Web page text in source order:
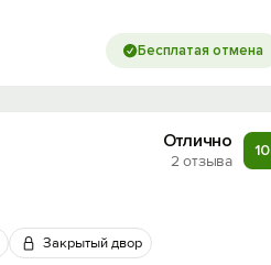
Бесплатая отмена
Отлично
2 отзыва
10
Закрытый двор